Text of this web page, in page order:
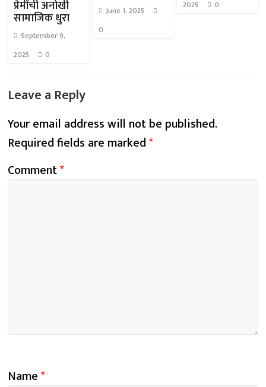
प्रेमींची अनोखी
सामाजिक धुरा
September 9,
2025
0
June 1, 2025
0
2025 0
Leave a Reply
Your email address will not be published.
Required fields are marked*
Comment*
Name*